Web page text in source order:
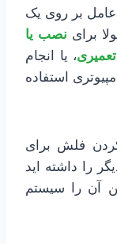
بر روی یک
برای نصب یا
، یا انجام
استفاده
فلش برای
دیگر را داشته اید
آن را سیستم